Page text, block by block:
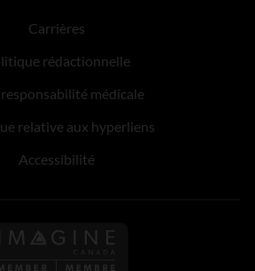
Carrières
rédactionnelle
médicale
relative aux hyperliens
Accessibilité